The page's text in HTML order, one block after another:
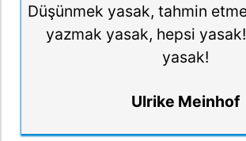
Düşünmek yasak, tahmin
yazmak yasak, hepsi
yasak!
Ulrike Meinhof